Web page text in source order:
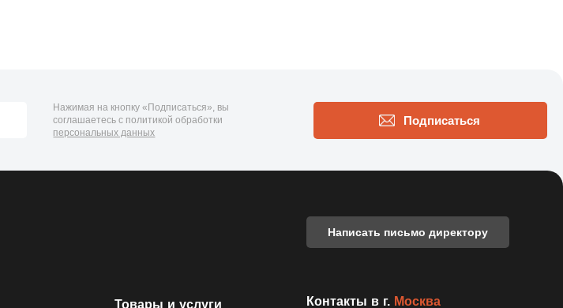
Нажимая на кнопку «Подписаться», вы
соглашаетесь с политикой обработки
персональных данных
Подписаться
Написать письмо директору
Товары и услуги Контакты в г. Москва